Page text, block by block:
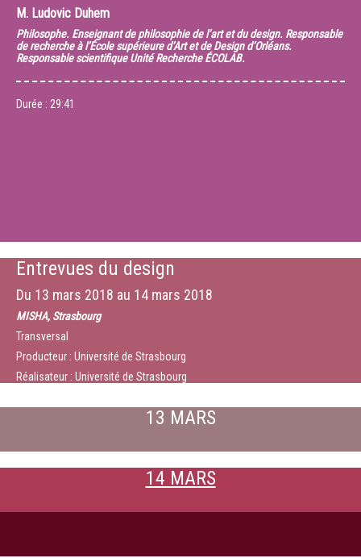
M. Ludovic Duhem
Philosophe. Enseignant de philosophie de l’art et du design. Responsable
de recherche à l’École supérieure d’Art et de Design d’Orléans.
Responsable scientifique Unité Recherche ÉCOLAB.
Durée : 29:41
Entrevues du design
Du 13 mars 2018 au 14 mars 2018
MISHA, Strasbourg
Transversal
Producteur : Université de Strasbourg
Réalisateur : Université de Strasbourg
13 MARS
14 MARS